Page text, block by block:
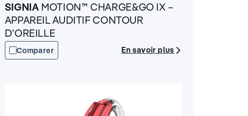
SIGNIA MOTION™ CHARGE&GO IX –
APPAREIL AUDITIF CONTOUR
D’OREILLE
Comparer En savoir plus